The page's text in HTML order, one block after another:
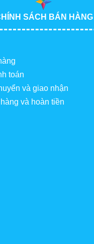
SÁCH BÁN HÀNG
toán
và giao nhận
và hoàn tiền